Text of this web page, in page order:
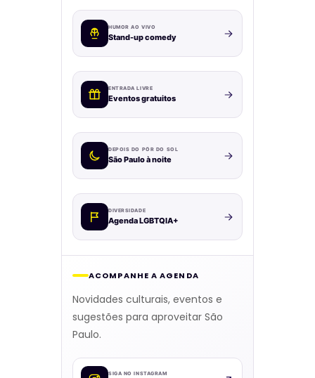
HUMOR AO VIVO
Stand-up comedy
ENTRADA LIVRE
Eventos gratuitos
DEPOIS DO PÔR DO SOL
São Paulo à noite
DIVERSIDADE
Agenda LGBTQIA+
ACOMPANHE A AGENDA
Novidades culturais, eventos e
sugestões para aproveitar São
Paulo.
SIGA NO INSTAGRAM